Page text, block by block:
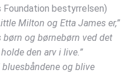
bestyrrelsen)
Milton og Etta James er,”
børn og børnebørn ved det
den arv i live.”
og blive